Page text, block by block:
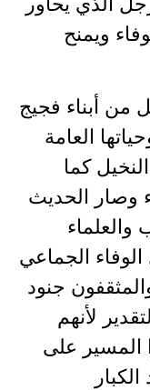
ويمنح
من أبناء فجيج
العامة
كما
وصار الحديث
والعلماء
الوفاء الجماعي
جنود
لأنهم
المسير على